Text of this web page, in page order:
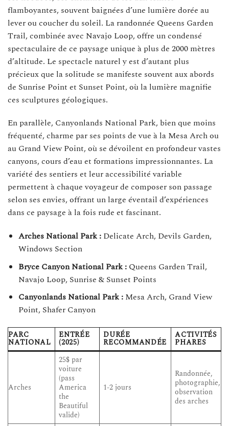
flamboyantes, souvent baignées d’une lumière dorée au
lever ou coucher du soleil. La randonnée Queens Garden
Trail, combinée avec Navajo Loop, offre un condensé
spectaculaire de ce paysage unique à plus de 2000 mètres
d’altitude. Le spectacle naturel y est d’autant plus
précieux que la solitude se manifeste souvent aux abords
de Sunrise Point et Sunset Point, où la lumière magnifie
ces sculptures géologiques.
En parallèle, Canyonlands National Park, bien que moins
fréquenté, charme par ses points de vue à la Mesa Arch ou
au Grand View Point, où se dévoilent en profondeur vastes
canyons, cours d’eau et formations impressionnantes. La
variété des sentiers et leur accessibilité variable
permettent à chaque voyageur de composer son passage
selon ses envies, offrant un large éventail d’expériences
dans ce paysage à la fois rude et fascinant.
Arches National Park :Delicate Arch, Devils Garden,
Windows Section
Bryce Canyon National Park :Queens Garden Trail,
Navajo Loop, Sunrise & Sunset Points
Canyonlands National Park :Mesa Arch, Grand View
Point, Shafer Canyon
PARC
NATIONAL
ENTRÉE
(2025)
DURÉE
RECOMMANDÉE
ACTIVITÉS
PHARES
Arches
25$ par
voiture
(pass
America
the
Beautiful
valide)
1-2 jours
Randonnée,
photographie,
observation
des arches